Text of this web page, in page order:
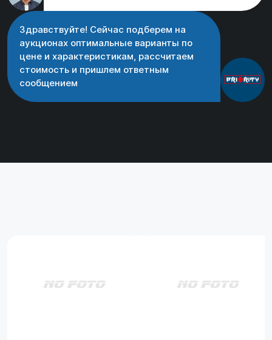
Здравствуйте! Сейчас подберем на
аукционах оптимальные варианты по
цене и характеристикам, рассчитаем
стоимость и пришлем ответным
сообщением